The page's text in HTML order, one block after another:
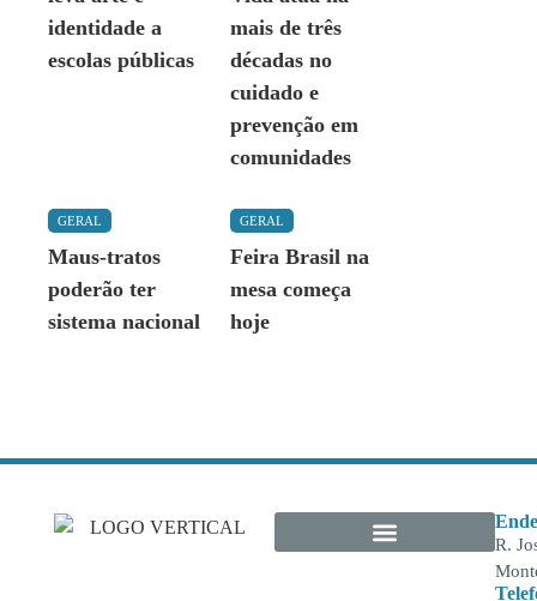
identidade a
escolas públicas
mais de três
décadas no
cuidado e
prevenção em
comunidades
GERAL
Maus-tratos
poderão ter
sistema nacional
GERAL
Feira Brasil na
mesa começa
hoje
R.